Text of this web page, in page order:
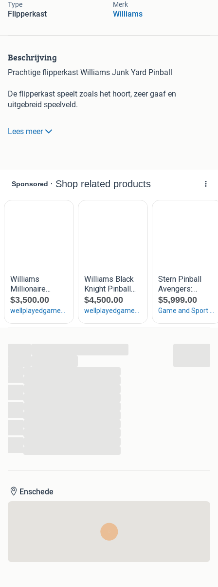
Type
Flipperkast
Merk
Williams
Beschrijving
Prachtige flipperkast Williams Junk Yard Pinball
De flipperkast speelt zoals het hoort, zeer gaaf en
uitgebreid speelveld.
Prijs : €3999,-
The Oldies Saloon
Enschede
Lees meer
Enschede